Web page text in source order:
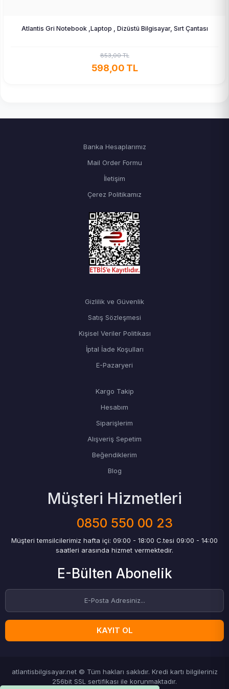
Atlantis Gri Notebook ,Laptop , Dizüstü Bilgisayar, Sırt Çantası
853,00 TL
598,00 TL
Banka Hesaplarımız
Mail Order Formu
İletişim
Çerez Politikamız
Gizlilik ve Güvenlik
Satış Sözleşmesi
Kişisel Veriler Politikası
İptal İade Koşulları
E-Pazaryeri
Kargo Takip
Hesabım
Siparişlerim
Alışveriş Sepetim
Beğendiklerim
Blog
Müşteri Hizmetleri
0850 550 00 23
Müşteri temsilcilerimiz hafta içi: 09:00 - 18:00 C.tesi 09:00 - 14:00
saatleri arasında hizmet vermektedir.
E-Bülten Abonelik
KAYIT OL
atlantisbilgisayar.net © Tüm hakları saklıdır. Kredi kartı bilgileriniz
256bit SSL sertifikası ile korunmaktadır.